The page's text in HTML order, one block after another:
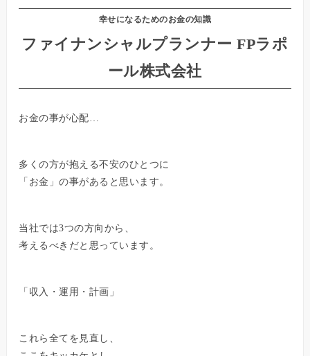
幸せになるためのお金の知識
ファイナンシャルプランナー FPラポ
ール株式会社
お金の事が心配…
多くの方が抱える不安のひとつに
「お金」の事があると思います。
当社では3つの方向から、
考えるべきだと思っています。
「収入・運用・計画」
これら全てを見直し、